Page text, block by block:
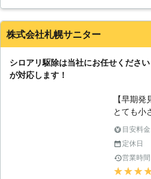
作業のご
料ですの
2通りを
ォローも万全> 弊社で
証書」と
証書を提供
あり防除
が発生し
を修理費
させてい
す。 ・「管理保証書」について 施工
べきだったと後悔するのはさておき
いしました。予防に使う薬の詳細や
ロアリはいなくなり、柱の修繕も行
した。
2016年11月30日
株式会社札幌サニター
シロアリ駆除は当社にお任せくださ
が対応します！
【早期
とても小
爪程の
変数が多
群れを作
きます。
ては早期
目安料金
定休日
営業時間